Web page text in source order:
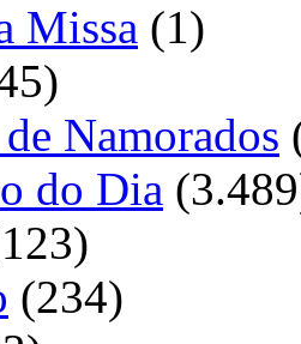
Missa (1)
Namorados
do Dia
(234)